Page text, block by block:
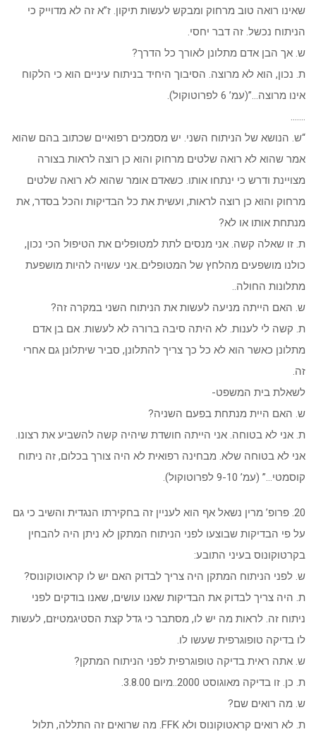
שאינו רואה טוב מרחוק ומבקש לעשות תיקון. ז”א זה לא מדוייק כי
הניתוח נכשל. זה דבר יחסי.
ש. אך הבן אדם מתלונן לאורך כל הדרך?
ת. נכון, הוא לא מרוצה. הסיבוך היחיד בניתוח עיניים הוא כי הלקוח
אינו מרוצה…”(עמ’ 6 לפרוטוקול).
…….
“ש. הנושא של הניתוח השני. יש מסמכים רפואיים שכתוב בהם שהוא
אמר שהוא לא רואה שלטים מרחוק והוא כן רוצה לראות בצורה
מצויינת ודרש כי ינתחו אותו. כשאדם אומר שהוא לא רואה שלטים
מרחוק והוא כן רוצה לראות, ועשית את כל הבדיקות והכל בסדר, את
מנתחת אותו או לא?
ת. זו שאלה קשה. אני מנסים לתת למטופלים את הטיפול הכי נכון,
כולנו מושפעים מהלחץ של המטופלים..אני עשויה להיות מושפעת
מתלונות החולה..
ש. האם הייתה מניעה לעשות את הניתוח השני במקרה זה?
ת. קשה לי לענות. לא היתה סיבה ברורה לא לעשות. אם בן אדם
מתלונן כאשר הוא לא כל כך צריך להתלונן, סביר שיתלונן גם אחרי
זה.
לשאלת בית המשפט-
ש. האם היית מנתחת בפעם השניה?
ת. אני לא בטוחה. אני הייתה חושדת שיהיה קשה להשביע את רצונו.
אני לא בטוחה שלא. מבחינה רפואית לא היה צורך בכלום, זה ניתוח
קוסמטי…” (עמ’ 9-10 לפרוטוקול).
20. פרופ’ מרין נשאל אף הוא לעניין זה בחקירתו הנגדית והשיב כי גם
על פי הבדיקות שבוצעו לפני הניתוח המתקן לא ניתן היה להבחין
בקרטוקונוס בעיני התובע:
ש. לפני הניתוח המתקן היה צריך לבדוק האם יש לו קראוטוקונוס?
ת. היה צריך לבדוק את הבדיקות שאנו עושים, שאנו בודקים לפני
ניתוח זה. לראות מה יש לו, מסתבר כי גדל קצת הסטיגמטיזם, לעשות
לו בדיקה טופוגרפית שעשו לו.
ש. אתה ראית בדיקה טופוגרפית לפני הניתוח המתקן?
ת. כן. זו בדיקה מאוגוסט 2000..מיום 3.8.00.
ש. מה רואים שם?
ת. לא רואים קראטוקונוס ולא FFK. מה שרואים זה התללה, תלול